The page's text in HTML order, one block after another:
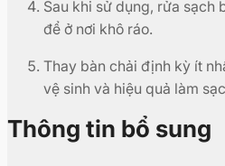
Sau khi sử dụng, rửa sạch
để ở nơi khô ráo.
Thay bàn chải định kỳ ít
vệ sinh và hiệu quả làm
Thông tin bổ sung